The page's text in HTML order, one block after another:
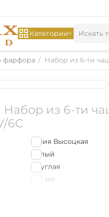
Категории
фарфора / Набор из 6-ти
Набор из 6-ти
6C
Юлия Высоцкая
Белый
Круглая
мл